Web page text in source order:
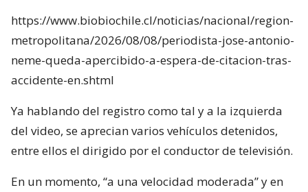
https://www.biobiochile.cl/noticias/nacional/region-
metropolitana/2026/08/08/periodista-jose-antonio-
neme-queda-apercibido-a-espera-de-citacion-tras-
accidente-en.shtml
Ya hablando del registro como tal y a la izquierda
del video, se aprecian varios vehículos detenidos,
entre ellos el dirigido por el conductor de televisión.
En un momento, “a una velocidad moderada” y en